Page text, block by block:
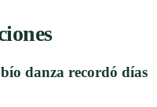
danza recordó días